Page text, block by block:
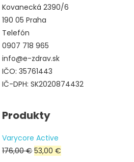
Kovanecká 2390/6
190 05 Praha
Telefón
0907 718 965
info@e-zdrav.sk
IČO: 35761443
IČ-DPH: SK2020874432
Produkty
Varycore Active
176,00€Pôvodná
53,00€